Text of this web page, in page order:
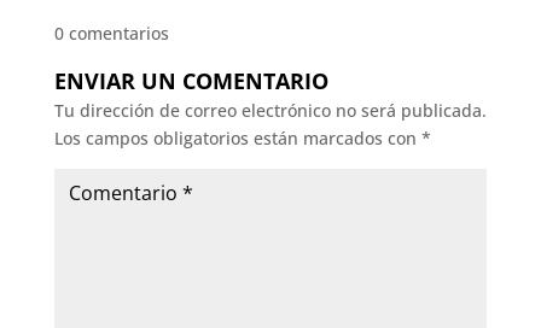
0 comentarios
ENVIAR UN COMENTARIO
Tu dirección de correo electrónico no será publicada.
Los campos obligatorios están marcados con *